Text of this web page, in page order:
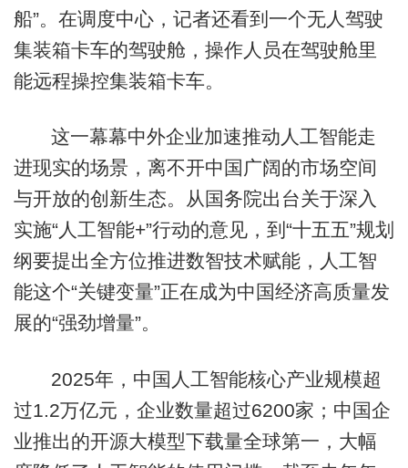
船”。在调度中心，记者还看到一个无人驾驶
集装箱卡车的驾驶舱，操作人员在驾驶舱里
能远程操控集装箱卡车。
这一幕幕中外企业加速推动人工智能走
进现实的场景，离不开中国广阔的市场空间
与开放的创新生态。从国务院出台关于深入
实施“人工智能+”行动的意见，到“十五五”规划
纲要提出全方位推进数智技术赋能，人工智
能这个“关键变量”正在成为中国经济高质量发
展的“强劲增量”。
2025年，中国人工智能核心产业规模超
过1.2万亿元，企业数量超过6200家；中国企
业推出的开源大模型下载量全球第一，大幅